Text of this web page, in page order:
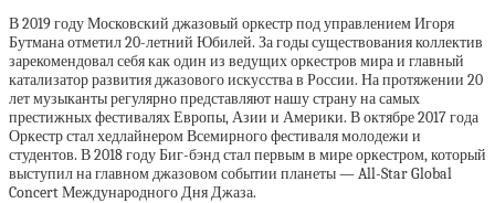
В 2019 году Московский джазовый оркестр под управлением Игоря
Бутмана отметил 20-летний Юбилей. За годы существования коллектив
зарекомендовал себя как один из ведущих оркестров мира и главный
катализатор развития джазового искусства в России. На протяжении 20
лет музыканты регулярно представляют нашу страну на самых
престижных фестивалях Европы, Азии и Америки. В октябре 2017 года
Оркестр стал хедлайнером Всемирного фестиваля молодежи и
студентов. В 2018 году Биг-бэнд стал первым в мире оркестром, который
выступил на главном джазовом событии планеты — All-Star Global
Concert Международного Дня Джаза.